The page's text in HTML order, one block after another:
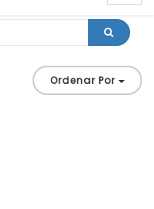
Ordenar Por